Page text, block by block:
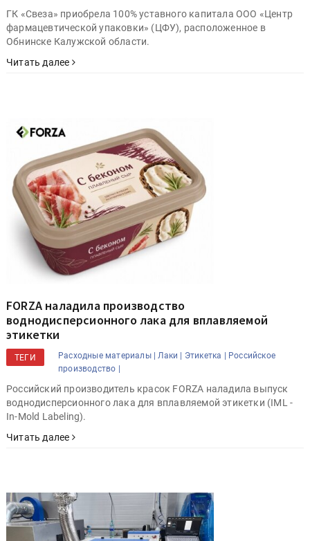
ГК «Свеза» приобрела 100% уставного капитала ООО «Центр
фармацевтической упаковки» (ЦФУ), расположенное в
Обнинске Калужской области.
Читать далее
FORZA наладила производство
воднодисперсионного лака для вплавляемой
этикетки
ТЕГИ Расходные материалы | Лаки | Этикетка |
Российское
производство |
Российский производитель красок FORZA наладила выпуск
воднодисперсионного лака для вплавляемой этикетки (IML -
In-Mold Labeling).
Читать далее